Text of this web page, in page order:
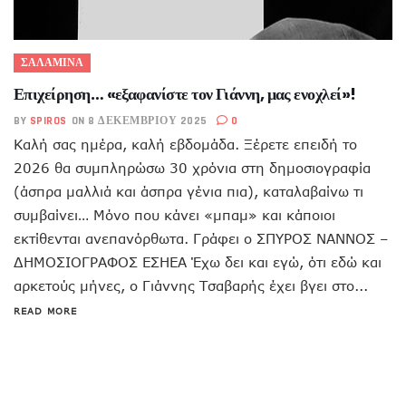
ΣΑΛΑΜΙΝΑ
Επιχείρηση… «εξαφανίστε τον Γιάννη, μας ενοχλεί»!
BY SPIROS ON 8 ΔΕΚΕΜΒΡΊΟΥ 2025 0
Καλή σας ημέρα, καλή εβδομάδα. Ξέρετε επειδή το
2026 θα συμπληρώσω 30 χρόνια στη δημοσιογραφία
(άσπρα μαλλιά και άσπρα γένια πια), καταλαβαίνω τι
συμβαίνει… Μόνο που κάνει «μπαμ» και κάποιοι
εκτίθενται ανεπανόρθωτα. Γράφει ο ΣΠΥΡΟΣ ΝΑΝΝΟΣ –
ΔΗΜΟΣΙΟΓΡΑΦΟΣ ΕΣΗΕΑ Έχω δει και εγώ, ότι εδώ και
αρκετούς μήνες, ο Γιάννης Τσαβαρής έχει βγει στο...
READ MORE